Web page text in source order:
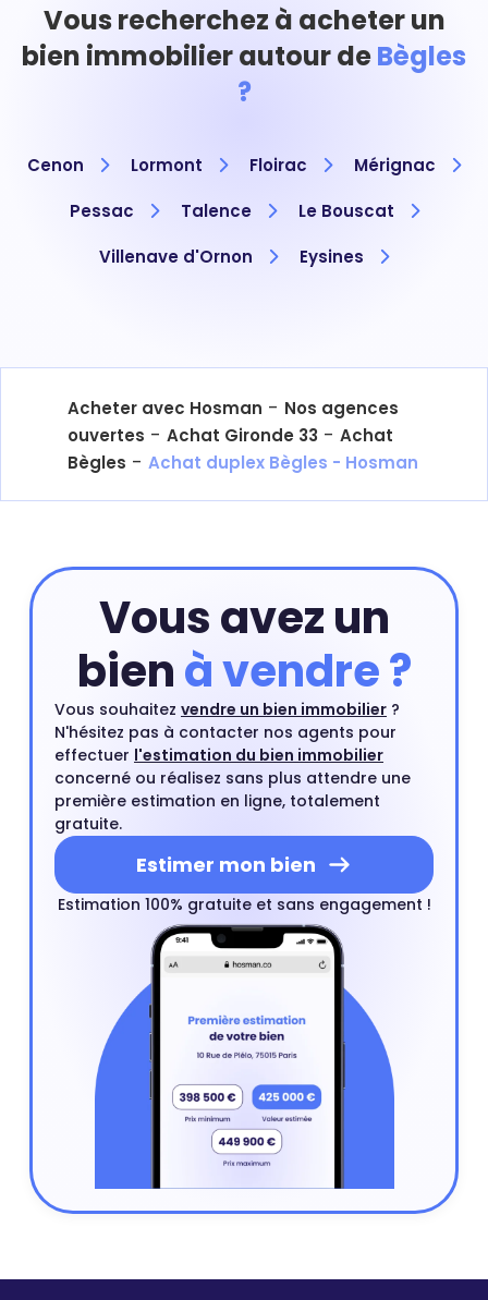
Vous recherchez à acheter un
bien immobilier autour deBègles
?
Cenon Lormont Floirac
Mérignac
Pessac
Talence
Le Bouscat
Villenave d'Ornon
Eysines
Acheter avec Hosman - Nos agences
ouvertes - Achat Gironde 33 - Achat
Bègles - Achat duplex Bègles - Hosman
Vous avez un
bienà vendre ?
Vous souhaitez vendre un bien immobilier ?
N'hésitez pas à contacter nos agents pour
effectuer l'estimation du bien immobilier
concerné ou réalisez sans plus attendre une
première estimation en ligne, totalement
gratuite.
Estimer mon bien
Estimation 100% gratuite et sans engagement !